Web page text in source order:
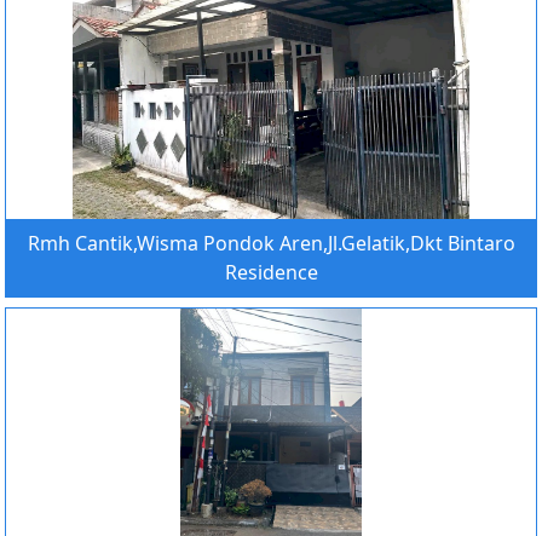
Rmh Cantik,Wisma Pondok Aren,Jl.Gelatik,Dkt Bintaro
Residence